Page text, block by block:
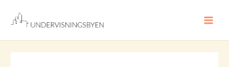
innholdet